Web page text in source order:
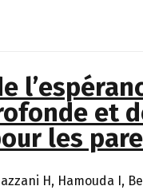
et
les
H, Hamouda I,